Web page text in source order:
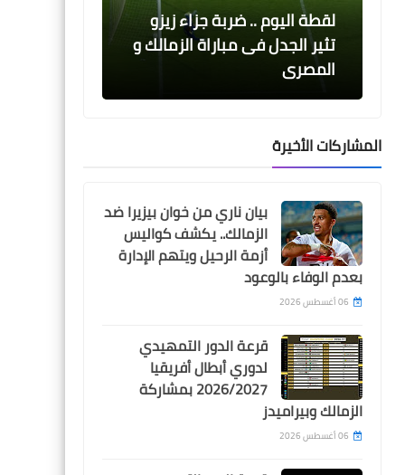
لقطة اليوم .. ضربة جزاء زيزو
تثير الجدل فى مباراة الزمالك و
المصرى
Egypt
جوميز يجرى تعديلين على
تشكيلة الزمالك امام المصرى
Egypt
لجنة الحكام تتحدى الزمالك
بعد الكشف عن طاقم تحكيم
مباراته امام المصرى
المشاركات الأخيرة
بيان ناري من خوان بيزيرا ضد
الزمالك.. يكشف كواليس
أزمة الرحيل ويتهم الإدارة
بعدم الوفاء بالوعود
06 أغسطس 2026
قرعة الدور التمهيدي
لدوري أبطال أفريقيا
2026/2027 بمشاركة
الزمالك وبيراميدز
06 أغسطس 2026